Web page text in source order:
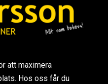
att maximera
Hos oss får du